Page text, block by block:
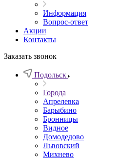
Информация
Вопрос-ответ
Акции
Контакты
Заказать звонок
Подольск
Города
Апрелевка
Барыбино
Бронницы
Видное
Домодедово
Львовский
Михнево